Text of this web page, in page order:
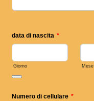
data di nascita *
Giorno Mese
Numero di cellulare *